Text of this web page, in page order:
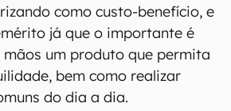
como custo-benefício, e
já que o importante é
um produto que permita
bem como realizar
do dia a dia.